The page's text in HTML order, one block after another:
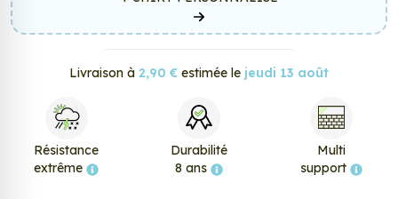
Livraison à 2,90 € estimée le jeudi 13 août
Résistance
extrême
Durabilité
8 ans
Multi
support